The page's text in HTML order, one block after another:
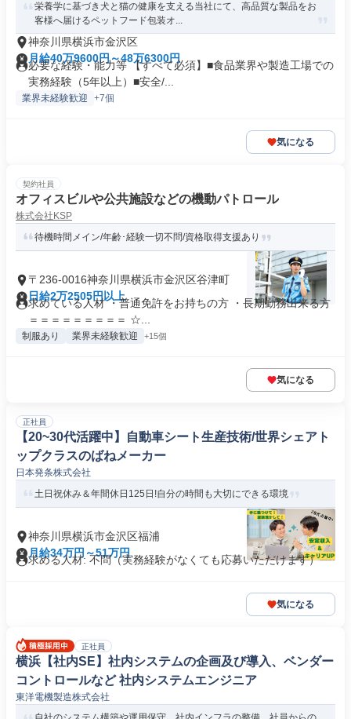
栄養学に基づき犬と猫の健康を支える当社にて、高品質な製品をお
客様へ届けるペットフード包装オ...
神奈川県横浜市金沢区
月給40万9600円～48万6300円
必要な経験・能力等 【すべて必須】■食品業界や製造工場での
実務経験（5年以上）■安全/...
業界未経験歓迎 +7個
気になる
契約社員
オフィスビルや公共施設などの機動パトロール
株式会社KSP
待機時間メイン/年齢･経験一切不問/資格取得支援あり
〒236-0016神奈川県横浜市金沢区谷津町
日給2万2505円以上
求めている人材 ・普通免許をお持ちの方 ・長期勤務出来る方
＝＝＝＝＝＝＝＝＝ ☆...
制服あり 業界未経験歓迎 +15個
気になる
正社員
【20~30代活躍中】自動車シート生産技術/世界シェアト
ップクラスのばねメーカー
日本発条株式会社
土日祝休み＆年間休日125日!自分の時間も大切にできる環境
神奈川県横浜市金沢区福浦
月給34万円～51万円
求める人材: 不問（実務経験がなくても応募いただけます）
気になる
正社員
横浜【社内SE】社内システムの企画及び導入、ベンダー
コントロールなど 社内システムエンジニア
東洋電機製造株式会社